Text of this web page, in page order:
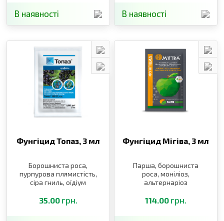
листків
В наявності В наявності
Фунгіцид Топаз, 3 мл
Борошниста роса,
пурпурова плямистість,
сіра гниль, оїдіум
35.00 грн.
Фунгіцид Мігіва, 3 мл
Парша, борошниста
роса, моніліоз,
альтернаріоз
114.00 грн.